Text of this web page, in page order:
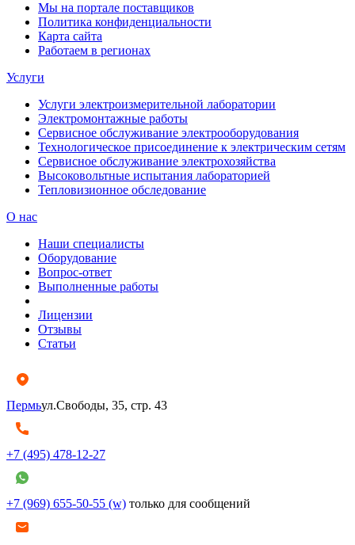
Мы на портале поставщиков
Политика конфиденциальности
Карта сайта
Работаем в регионах
Услуги
Услуги электроизмерительной лаборатории
Электромонтажные работы
Сервисное обслуживание электрооборудования
Технологическое присоединение к электрическим сетям
Сервисное обслуживание электрохозяйства
Высоковольтные испытания лабораторией
Тепловизионное обследование
О нас
Наши специалисты
Оборудование
Вопрос-ответ
Выполненные работы
Лицензии
Отзывы
Статьи
Пермьул.Свободы, 35, стр. 43
+7 (495) 478-12-27
+7 (969) 655-50-55 (w) только для сообщений